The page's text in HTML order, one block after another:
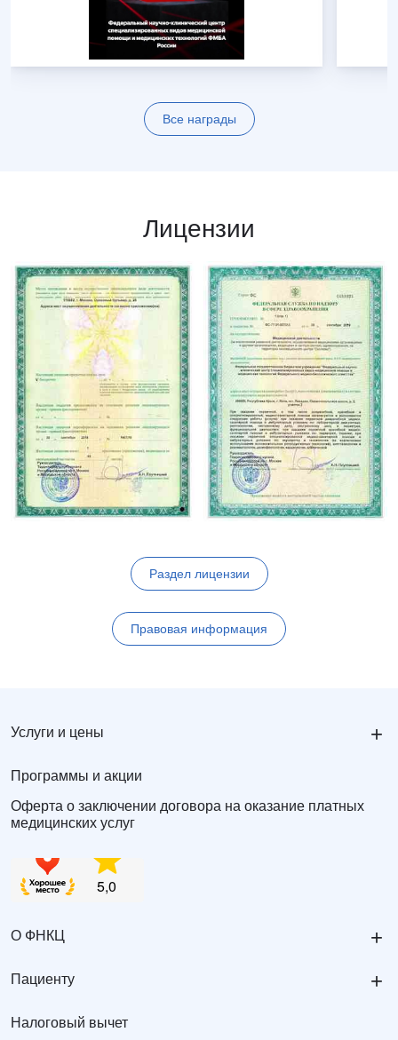
Все награды
Лицензии
Раздел лицензии
Правовая информация
Услуги и цены +
Программы и акции
Оферта о заключении договора на оказание платных
медицинских услуг
О ФНКЦ +
Пациенту +
Налоговый вычет